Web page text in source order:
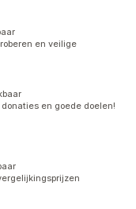
en veilige
en goede doelen!